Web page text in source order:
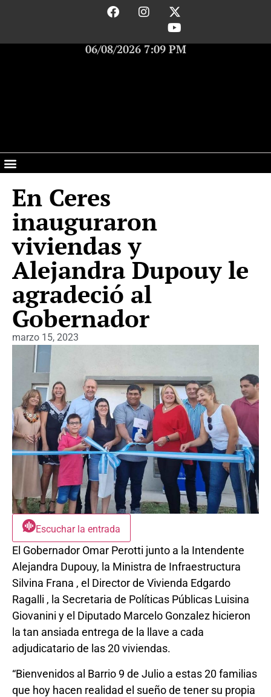
06/08/2026 7:09 PM
En Ceres
inauguraron
viviendas y
Alejandra Dupouy le
agradeció al
Gobernador
marzo 15, 2023
Escuchar la entrada
El Gobernador Omar Perotti junto a la Intendente
Alejandra Dupouy, la Ministra de Infraestructura
Silvina Frana , el Director de Vivienda Edgardo
Ragalli , la Secretaria de Políticas Públicas Luisina
Giovanini y el Diputado Marcelo Gonzalez hicieron
la tan ansiada entrega de la llave a cada
adjudicatario de las 20 viviendas.
“Bienvenidos al Barrio 9 de Julio a estas 20 familias
que hoy hacen realidad el sueño de tener su propia